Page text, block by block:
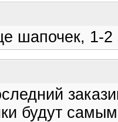
шапочек, 1-2
будут